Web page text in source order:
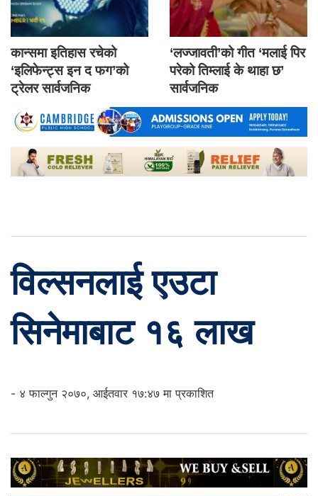
कान्समा इतिहास रचेको
‘इलिफेन्ट्स इन द फग’को
ट्रेलर सार्वजनिक
‘लज्जावती’को गीत ‘मलाई पिर
परेको तिम्लाई के थाहा छ’
सार्वजनिक
विल्सनलाई एउटा
सिनेमाबाट १६ लाख
- ४ फाल्गुन २०७०, आईतवार १७:४७ मा प्रकाशित